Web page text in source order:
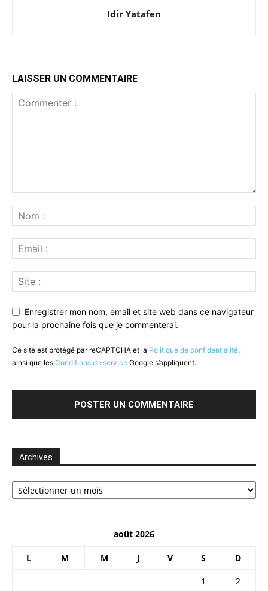
Idir Yatafen
LAISSER UN COMMENTAIRE
Enregistrer mon nom, email et site web dans ce navigateur
pour la prochaine fois que je commenterai.
Ce site est protégé par reCAPTCHA et la Politique de confidentialité,
ainsi que les Conditions de service Google s’appliquent.
Archives
Archives
août 2026
L M M J V S D
1
2